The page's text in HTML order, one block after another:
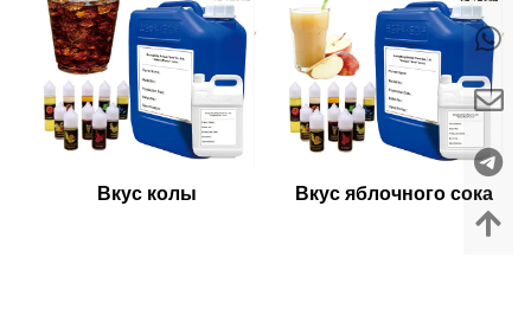
Вкус колы Вкус яблочного сока